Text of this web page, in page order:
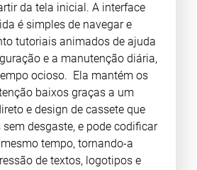
da tela inicial. A interface
é simples de navegar e
tutoriais animados de ajuda
e a manutenção diária,
ocioso. Ela mantém os
baixos graças a um
e design de cassete que
desgaste, e pode codificar
tempo, tornando-a
de textos, logotipos e